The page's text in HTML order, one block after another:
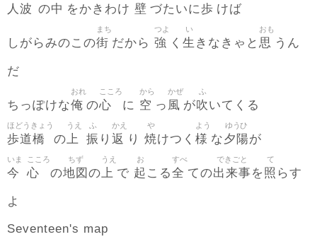
人波 の中 をかきわけ 壁 づたいに歩 けば
しがらみのこの街
まち
だから 強
つよ
く 生
い
きなきゃと 思
おも
うん
だ
ちっぽけな俺
おれ
の心
こころ
に 空
から
っ 風
かぜ
が吹
ふ
いてくる
歩道橋
ほどうきょう
の上
うえ
振
ふ
り 返
かえ
り 焼
や
けつく 様
よう
な夕陽
ゆうひ
が
今
いま
心
こころ
の地図
ちず
の上
うえ
で 起
お
こる全
すべ
ての出来事
できごと
を照
て
らす
よ
Seventeen's map